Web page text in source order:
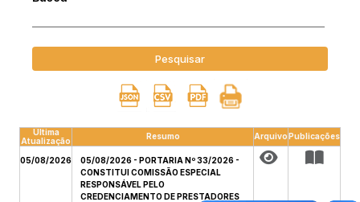
Pesquisar
Última
Atualização
Resumo ArquivoPublicações
05/08/2026
05/08/2026 - PORTARIA Nº 33/2026 -
CONSTITUI COMISSÃO ESPECIAL
RESPONSÁVEL PELO
CREDENCIAMENTO DE PRESTADORES